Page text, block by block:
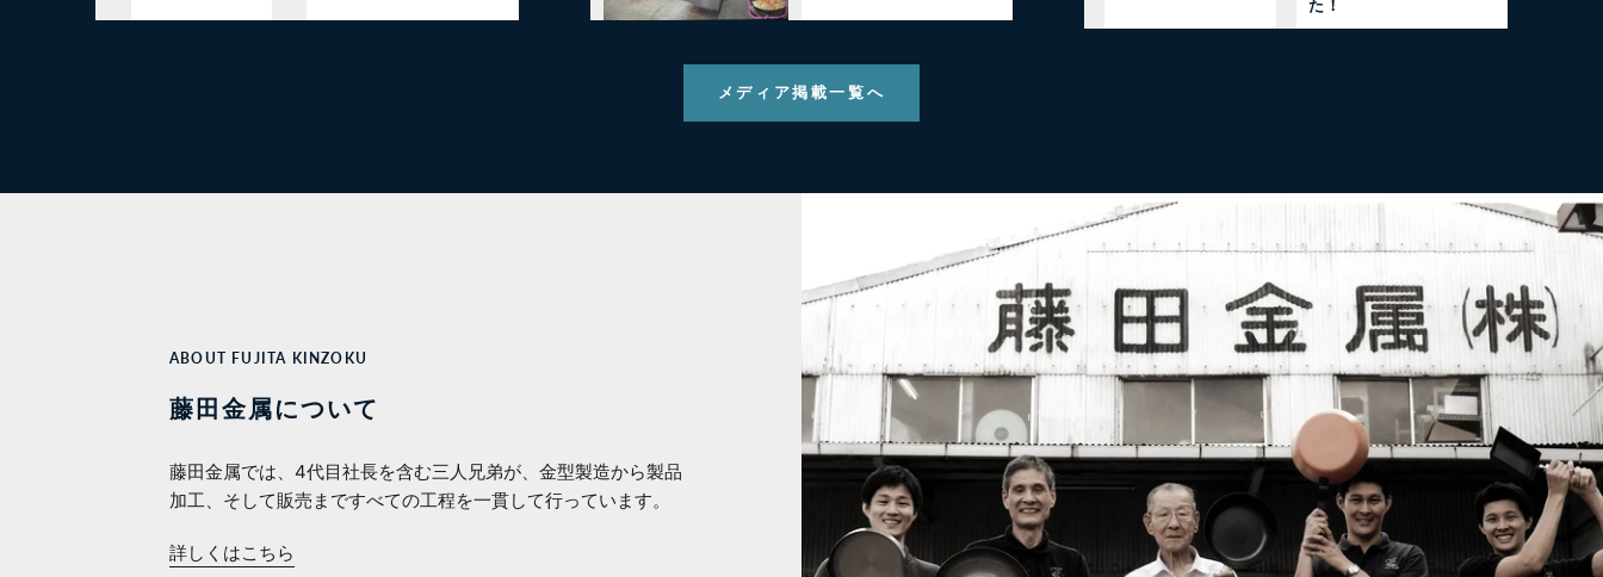
た！
メディア掲載一覧へ
ABOUT FUJITA KINZOKU
藤田金属について
藤田金属では、4代目社長を含む三人兄弟が、金型製造から製品
加工、そして販売まですべての工程を一貫して行っています。
詳しくはこちら